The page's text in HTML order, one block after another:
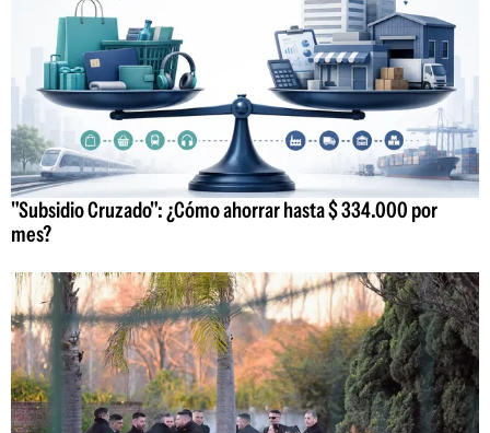
"Subsidio Cruzado": ¿Cómo ahorrar hasta $ 334.000 por
mes?